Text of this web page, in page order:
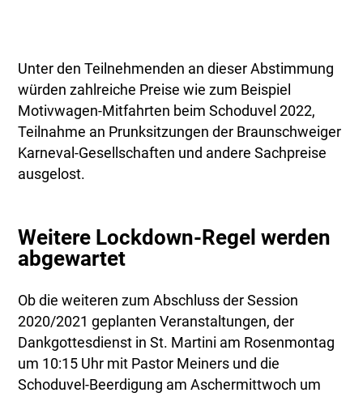
Unter den Teilnehmenden an dieser Abstimmung
würden zahlreiche Preise wie zum Beispiel
Motivwagen-Mitfahrten beim Schoduvel 2022,
Teilnahme an Prunksitzungen der Braunschweiger
Karneval-Gesellschaften und andere Sachpreise
ausgelost.
Weitere Lockdown-Regel werden
abgewartet
Ob die weiteren zum Abschluss der Session
2020/2021 geplanten Veranstaltungen, der
Dankgottesdienst in St. Martini am Rosenmontag
um 10:15 Uhr mit Pastor Meiners und die
Schoduvel-Beerdigung am Aschermittwoch um